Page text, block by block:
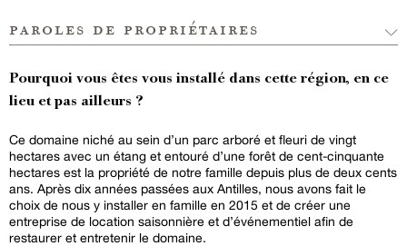
paroles de propriétaires
Pourquoi vous êtes vous installé dans cette région, en ce
lieu et pas ailleurs ?
Ce domaine niché au sein d’un parc arboré et fleuri de vingt
hectares avec un étang et entouré d’une forêt de cent-cinquante
hectares est la propriété de notre famille depuis plus de deux cents
ans. Après dix années passées aux Antilles, nous avons fait le
choix de nous y installer en famille en 2015 et de créer une
entreprise de location saisonnière et d’événementiel afin de
restaurer et entretenir le domaine.